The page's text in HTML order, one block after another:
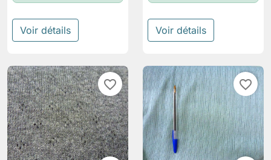
Voir détails Voir détails
favorite_border favorite_border